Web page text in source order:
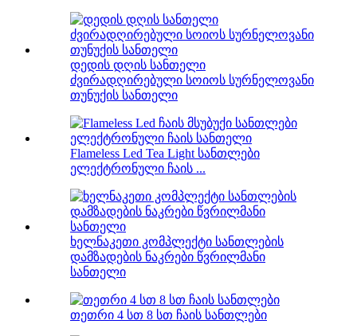
დედის დღის სანთელი
ძვირადღირებული სოიოს სურნელოვანი
თუნუქის სანთელი
Flameless Led Tea Light სანთლები
ელექტრონული ჩაის ...
ხელნაკეთი კომპლექტი სანთლების
დამზადების ნაკრები წვრილმანი
სანთელი
თეთრი 4 სთ 8 სთ ჩაის სანთლები